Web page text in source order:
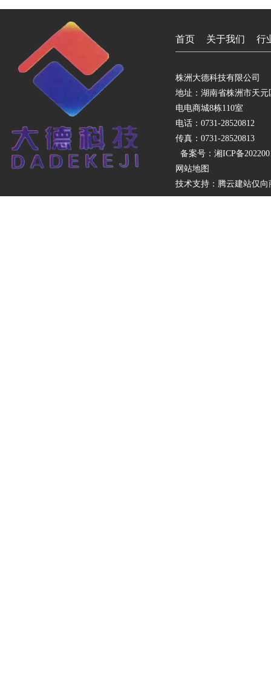
首页 关于我们 行
株洲大德科技有限公司
地址：湖南省株洲市天
电电商城8栋110室
电话：0731-28520812
传真：0731-28520813
备案号： 湘ICP备
网站地图
技术支持： 腾云建站仅